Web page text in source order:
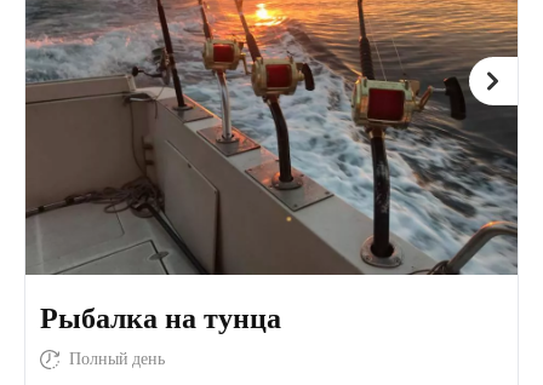
Рыбалка на тунца
Полный день